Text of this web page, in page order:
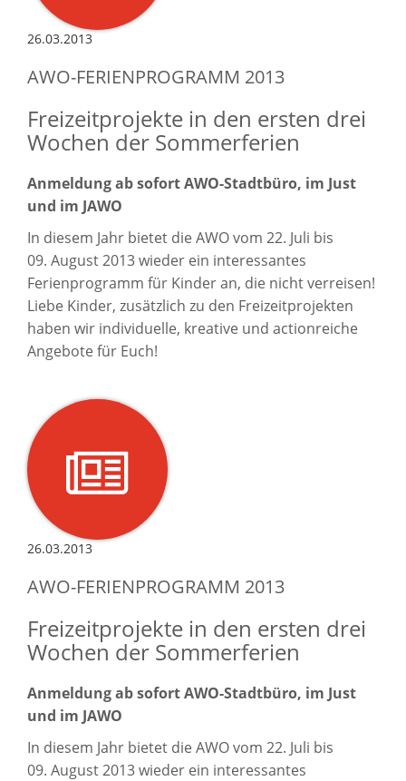
26.03.2013
AWO-FERIENPROGRAMM 2013
Freizeitprojekte in den ersten drei
Wochen der Sommerferien
Anmeldung ab sofort AWO-Stadtbüro, im Just
und im JAWO
In diesem Jahr bietet die AWO vom 22. Juli bis
09. August 2013 wieder ein interessantes
Ferienprogramm für Kinder an, die nicht verreisen!
Liebe Kinder, zusätzlich zu den Freizeitprojekten
haben wir individuelle, kreative und actionreiche
Angebote für Euch!
26.03.2013
AWO-FERIENPROGRAMM 2013
Freizeitprojekte in den ersten drei
Wochen der Sommerferien
Anmeldung ab sofort AWO-Stadtbüro, im Just
und im JAWO
In diesem Jahr bietet die AWO vom 22. Juli bis
09. August 2013 wieder ein interessantes